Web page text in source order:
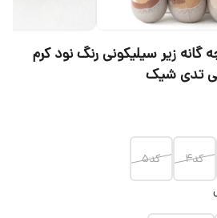
زیر سیلیکونی رنگ نود کرم
تدی شیک
کد۴
کد۵